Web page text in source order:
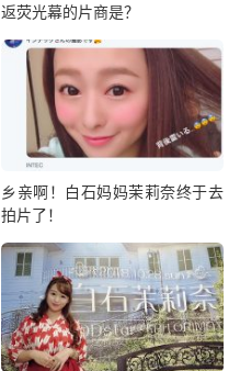
返荧光幕的片商是？
乡亲啊！白石妈妈茉莉奈终于去
拍片了！